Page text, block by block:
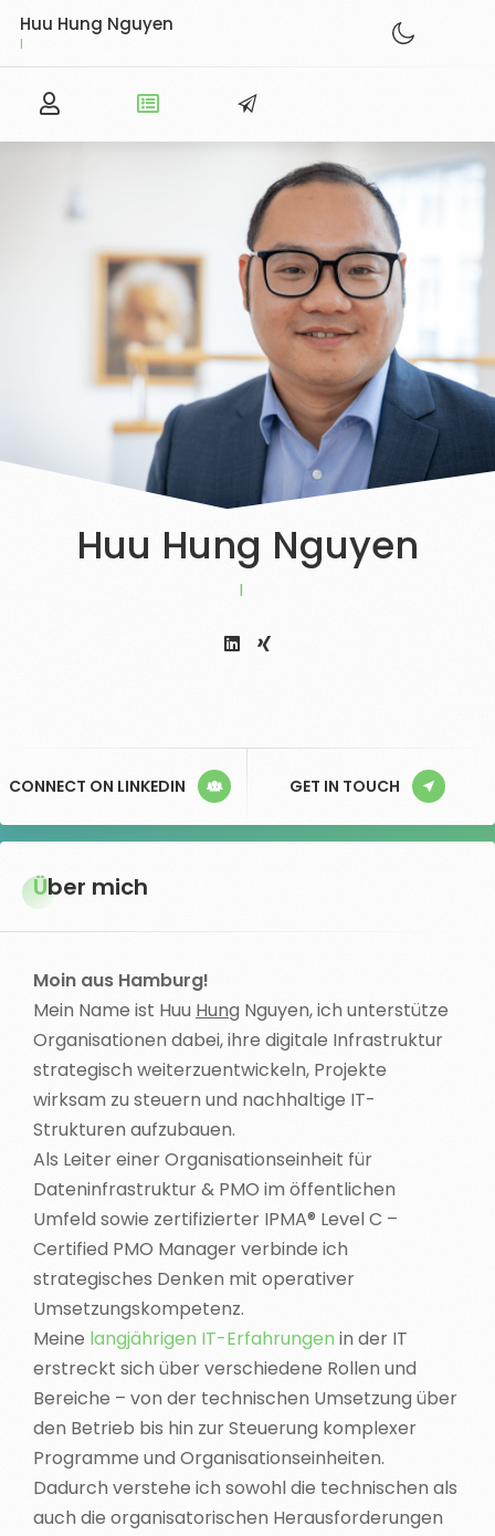
Huu Hung Nguyen
IPMA® Level C –
Huu Hung Nguyen
IPMA® Level C –
CONNECT ON LINKEDIN GET IN TOUCH
Über mich
Moin aus Hamburg!
Mein Name ist Huu Hung Nguyen, ich unterstütze
Organisationen dabei, ihre digitale Infrastruktur
strategisch weiterzuentwickeln, Projekte
wirksam zu steuern und nachhaltige IT-
Strukturen aufzubauen.
Als Leiter einer Organisationseinheit für
Dateninfrastruktur & PMO im öffentlichen
Umfeld sowie zertifizierter IPMA® Level C –
Certified PMO Manager verbinde ich
strategisches Denken mit operativer
Umsetzungskompetenz.
Meine langjährigen IT-Erfahrungen in der IT
erstreckt sich über verschiedene Rollen und
Bereiche – von der technischen Umsetzung über
den Betrieb bis hin zur Steuerung komplexer
Programme und Organisationseinheiten.
Dadurch verstehe ich sowohl die technischen als
auch die organisatorischen Herausforderungen